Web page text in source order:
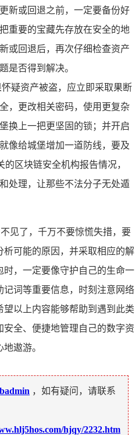
新或回退之前，一定要备份好
重要的宝藏先存放在安全的地
或回退后，再次仔细检查资产
是否得到解决。
疑资产被盗，应立即采取果断
，更改相关密码，使用更复杂
换上一把更坚固的锁；并开启
像给城堡增加一道防线，要及
的区块链安全机构报告情况，
处理，让那些不法分子无处遁
见了，千万不要惊慌失措，要
可能的原因，并采取相应的解
，一定要像守护自己的生命一
词等重要信息，时刻注意网络
以上内容能够帮助到遇到此类
全、便捷地管理自己的数字资
遨游。
，如有疑问，请联系
hjqy/2232.htm